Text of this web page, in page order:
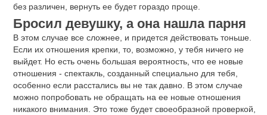
без различен, вернуть ее будет гораздо проще.
Бросил девушку, а она нашла парня
В этом случае все сложнее, и придется действовать тоньше.
Если их отношения крепки, то, возможно, у тебя ничего не
выйдет. Но есть очень большая вероятность, что ее новые
отношения - спектакль, созданный специально для тебя,
особенно если расстались вы не так давно. В этом случае
можно попробовать не обращать на ее новые отношения
никакого внимания. Это тоже будет своеобразной проверкой,